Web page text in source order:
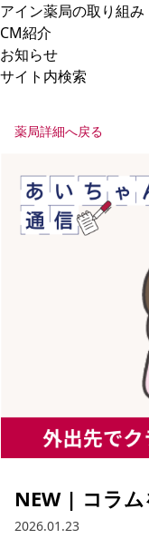
アイン薬局の取り組み
CM紹介
お知らせ
サイト内検索
薬局詳細へ戻る
NEW | コラム
2026.01.23